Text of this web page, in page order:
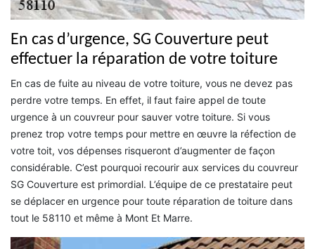
En cas d’urgence, SG Couverture peut
effectuer la réparation de votre toiture
En cas de fuite au niveau de votre toiture, vous ne devez pas
perdre votre temps. En effet, il faut faire appel de toute
urgence à un couvreur pour sauver votre toiture. Si vous
prenez trop votre temps pour mettre en œuvre la réfection de
votre toit, vos dépenses risqueront d’augmenter de façon
considérable. C’est pourquoi recourir aux services du couvreur
SG Couverture est primordial. L’équipe de ce prestataire peut
se déplacer en urgence pour toute réparation de toiture dans
tout le 58110 et même à Mont Et Marre.